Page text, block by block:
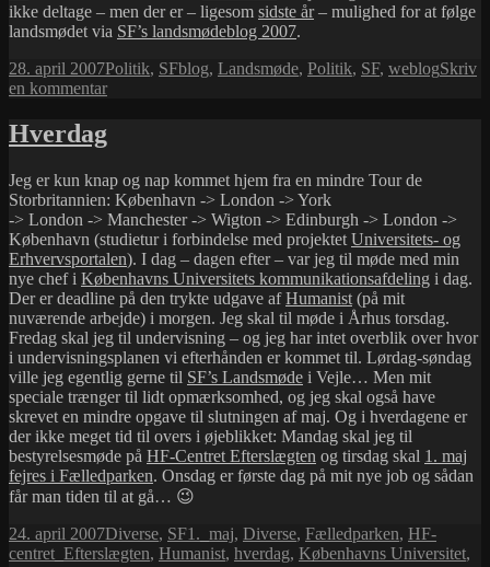
ikke deltage – men der er – ligesom sidste år– mulighed for at følge
landsmødet via SF’s landsmødeblog 2007.
Udgivet
i
28. april 2007Kategorier
Politik, SFTags
blog, Landsmøde, Politik, SF, weblogSkriv
en kommentartil
Landsmøde
–
blog
igen
Hverdag
Jeg er kun knap og nap kommet hjem fra en mindre Tour de
Storbritannien: København -> London -> York
-> London -> Manchester -> Wigton -> Edinburgh -> London ->
København (studietur i forbindelse med projektet Universitets- og
Erhvervsportalen). I dag – dagen efter – var jeg til møde med min
nye chef i Københavns Universitets kommunikationsafdeling i dag.
Der er deadline på den trykte udgave afHumanist (på mit
nuværende arbejde) i morgen. Jeg skal til møde i Århus torsdag.
Fredag skal jeg til undervisning – og jeg har intet overblik over hvor
i undervisningsplanen vi efterhånden er kommet til. Lørdag-søndag
ville jeg egentlig gerne til SF’s Landsmøde i Vejle… Men mit
speciale trænger til lidt opmærksomhed, og jeg skal også have
skrevet en mindre opgave til slutningen af maj. Og i hverdagene er
der ikke meget tid til overs i øjeblikket: Mandag skal jeg til
bestyrelsesmøde på HF-Centret Efterslægten og tirsdag skal 1. maj
fejres i Fælledparken. Onsdag er første dag på mit nye job og sådan
får man tiden til at gå… 😉
Udgivet
i
24. april 2007Kategorier
Diverse, SFTags
1._maj, Diverse, Fælledparken, HF-
centret_Efterslægten, Humanist, hverdag, Københavns Universitet,